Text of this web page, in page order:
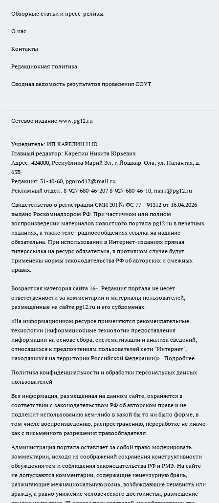
Обзорные статьи и пресс-релизы
О нас
Контакты
Редакционная политика
Сводная ведомость результатов проведения СОУТ
Сетевое издание www.pg12.ru
Учредитель: ИП КАРЕЛИН Н.Ю.
Главный редактор: Карелин Никита Юрьевич
Адрес: 424000, Республика Марий Эл, г. Йошкар-Ола, ул. Палантая, д.
63В
Редакция: 31-40-60, pgorod12@mail.ru
Рекламный отдел: 8-927-680-46-20? 8-927-680-46-10, mari@pg12.ru
Свидетельство о регистрации СМИ ЭЛ № ФС 77 - 91312 от 16.04.2026
выдано Роскомнадзором РФ. При частичном или полном
воспроизведении материалов новостного портала pg12.ru в печатных
изданиях, а также теле- радиосообщениях ссылка на издание
обязательна. При использовании в Интернет-изданиях прямая
гиперссылка на ресурс обязательна, в противном случае будут
применены нормы законодательства РФ об авторских и смежных
правах.
Возрастная категория сайта 16+. Редакция портала не несет
ответственности за комментарии и материалы пользователей,
размещенные на сайте pg12.ru и его субдоменах.
«На информационном ресурсе применяются рекомендательные
технологии (информационные технологии предоставления
информации на основе сбора, систематизации и анализа сведений,
относящихся к предпочтениям пользователей сети "Интернет",
находящихся на территории Российской Федерации)». Подробнее
Политика конфиденциальности и обработки персональных данных
пользователей
Вся информация, размещенная на данном сайте, охраняется в
соответствии с законодательством РФ об авторском праве и не
подлежит использованию кем-либо в какой бы то ни было форме, в
том числе воспроизведению, распространению, переработке не иначе
как с письменного разрешения правообладателя.
Администрация портала оставляет за собой право модерировать
комментарии, исходя из соображений сохранения конструктивности
обсуждения тем и соблюдения законодательства РФ и РМЭ. На сайте
не допускаются комментарии, содержащие нецензурную брань,
разжигающие межнациональную рознь, возбуждающие ненависть или
вражду, а равно унижение человеческого достоинства, размещение